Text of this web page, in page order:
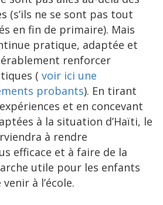
(s’ils ne se sont pas tout
en fin de primaire). Mais
pratique, adaptée et
renforcer
( voir ici une
probants). En tirant
et en concevant
à la situation d’Haïti, le
à rendre
efficace et à faire de la
utile pour les enfants
à l’école.